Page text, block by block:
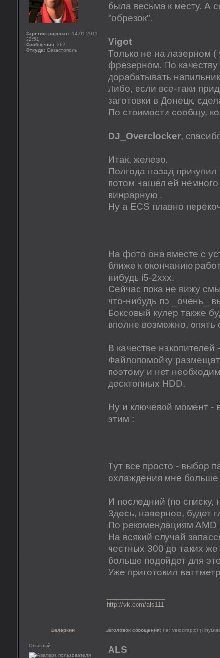
Зарегистрирован: 14.01.2011
22:51
Сообщения: 267
Откуда: Севастополь
была весьма к месту. А
"обрезок".
Vigot
Только не на лазерном (
фрезерном. По качеству
дорабатывать
Либо, если все-таки
заготовки в Донецк,
По стоимости сообщу,
DJ_Overclocker,
Итак, железо.
Полгода назад
потом нашел ей
винрарную .
Ну а ECS плавно
На фото она вместе с
ближе к окончанию
нибудь i5-2xxx.
Сейчас пока не вижу
что-нибудь по _очень_
Боксовый кулер также
вполне возможно, опять
В качестве
Файлопомойку
поэтому и нет
десктопных HDD.
Ну и ключевой момент -
этим :
Тут все просто - выбор
охлаждения мне больше
И последний (по списку,
Здесь, наверное, будет
По рекомендациям
На всякий случай
честных 300 до таких
больше подойдет для
Уже приготовил
http://vk.com/als111
Валеркин Заголовок сообщения: Re: Velociraptor
Опытный
ALS